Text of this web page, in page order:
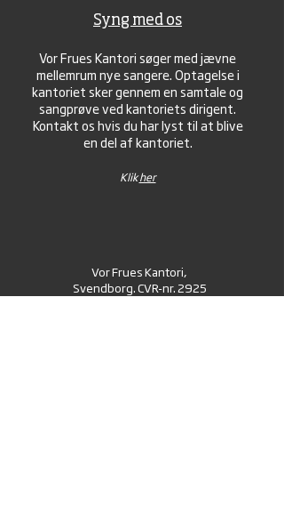
Syng med os
Vor Frues Kantori søger med jævne
mellemrum nye sangere. Optagelse i
kantoriet sker gennem en samtale og
sangprøve ved kantoriets dirigent.
Kontakt os hvis du har lyst til at blive
en del af kantoriet.
Klikher
Vor Frues Kantori,
Svendborg. CVR-nr.2925